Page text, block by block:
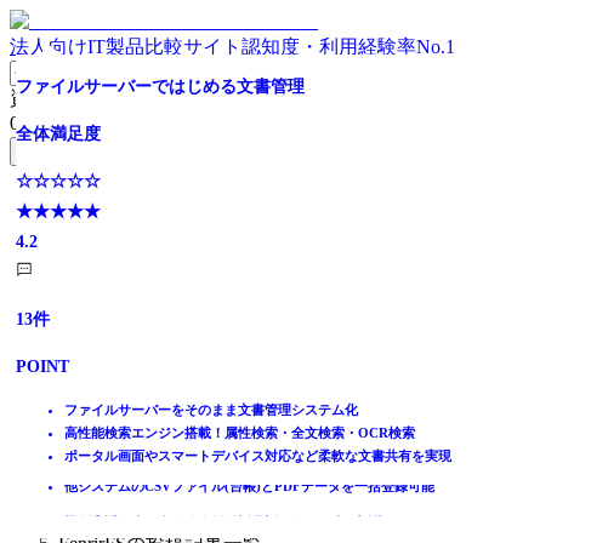
法人向けIT製品比較サイト 認知度・利用経験率No.1
資料請求リスト
0 件
製品を探す
動画で学ぶ
IT製品比較TOP
文書管理システム
FenrirFS
社内wikiでナレッジ共有・文書管理
全体満足度
☆☆☆☆☆
★★★★★
4.4
297件
POINT
社内のナレッジ情報を蓄積・共有するツール
豊富なAI機能（チャットボット・マニュアル作成・要約・校正等)
大手・金融機関も導入。実績と安心のセキュリティ
散在する文書をAI検索とAIチャットでナレッジ化
全体満足度
☆☆☆☆☆
★★★★★
4.6
57件
POINT
AI検索とAIチャットで、社内のナレッジを素早く的確に引き出す
文書のナレッジ整備から共有・管理まで一元的にサポート
専任チームが導入から運用まで伴走。AIがナレッジ作成も支援
帳票の出力・保管・送受信に対応
全体満足度
☆☆☆☆☆
★★★★★
4
39件
POINT
累積導入38,000社以上、国内シェアNo.1の帳票ソフトウェア
様々な上位システムと連携、社内に散在する帳票システムの統一
化
大企業向け業務デジタル化クラウド
全体満足度
☆☆☆☆☆
★★★★★
3.9
36件
POINT
ノーコードで業務部門でも開発できます
豊富な標準機能で幅広い業務をデジタル化できます
大企業ならではの複雑なワークフロー/権限制御に対応できます
社内文書の品質を高め、生成AIで活かす。文書管理
全体満足度
☆☆☆☆☆
★★★★★
3.8
33件
POINT
契約書やISO、電帳法など幅広いドキュメントの管理に対応
AI-OCR対応でデータ入力不要。手書きOCR検索にも対応。
AI-Chatで生成AI検索。ほしい社内情報を対話形式で簡単に探せ
価値ある時間をもっと自由に！法人向け国産オンラインス
☆☆☆☆☆
★★★★★
3.7
簡単＆分かりやすい操作で社内や取引先とのファイル共有を効率
化
より速く、より簡単に必要なファイルをわかりやすく文書管理
AI活用！GPT連携で入力の手間を大幅減。確実な情報統制
☆☆☆☆☆
★★★★★
4.3
GPT連携が可能で、AIを活用して入力の手間を大幅減
文書保存時に独自ルール設定可能。高度な情報管理を実現
他システムのCSVファイル(台帳)とPDFデータを一括登録可能
ファイルサーバーではじめる文書管理
全体満足度
☆☆☆☆☆
★★★★★
4.2
13件
POINT
ファイルサーバーをそのまま文書管理システム化
高性能検索エンジン搭載！属性検索・全文検索・OCR検索
ポータル画面やスマートデバイス対応など柔軟な文書共有を実現